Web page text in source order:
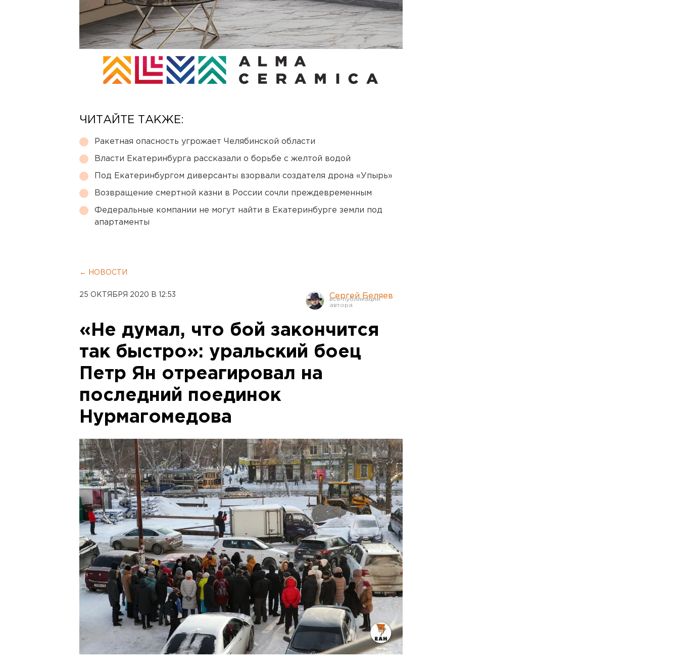
ЧИТАЙТЕ ТАКЖЕ:
Ракетная опасность угрожает Челябинской области
Власти Екатеринбурга рассказали о борьбе с желтой водой
Под Екатеринбургом диверсанты взорвали создателя дрона «Упырь»
Возвращение смертной казни в России сочли преждевременным
Федеральные компании не могут найти в Екатеринбурге земли под
апартаменты
← НОВОСТИ
25 ОКТЯБРЯ 2020 В 12:53 Сергей Беляев
«Не думал, что бой закончится
так быстро»: уральский боец
Петр Ян отреагировал на
последний поединок
Нурмагомедова